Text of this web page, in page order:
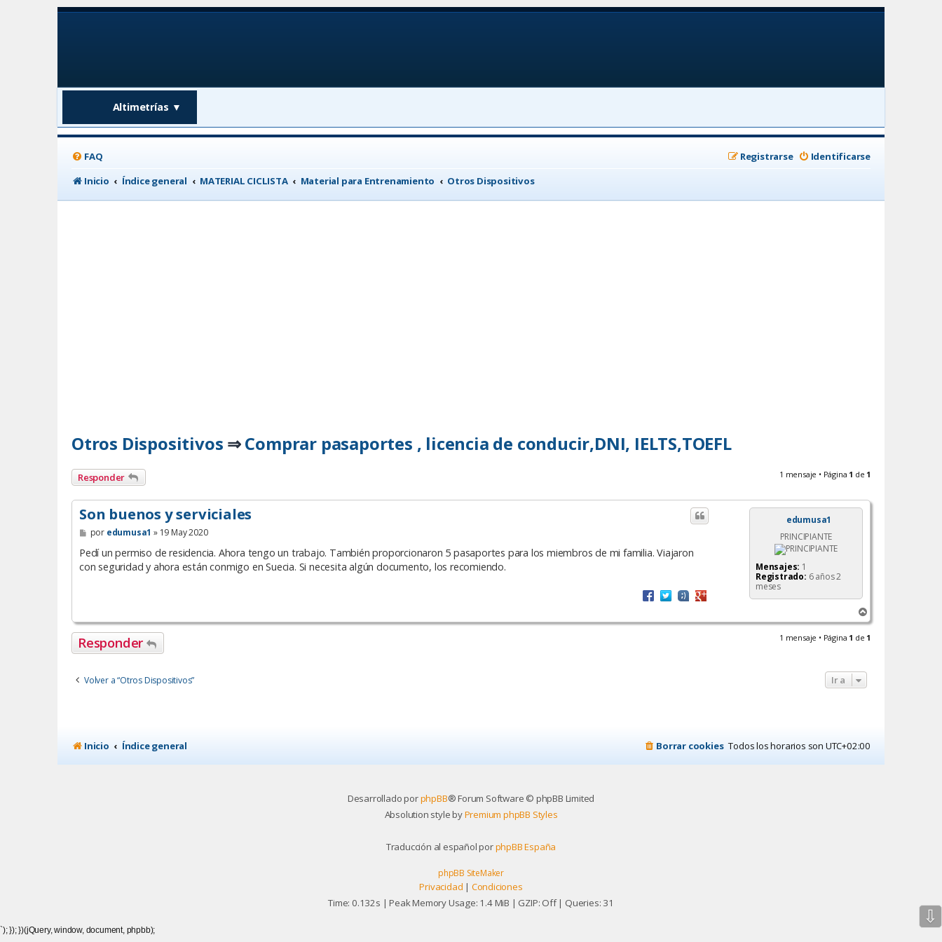
Altimetrías ▼
FAQ Identificarse
Registrarse
Inicio
Índice general MATERIAL CICLISTA Material para Entrenamiento Otros Dispositivos
Otros Dispositivos ⇒ Comprar pasaportes , licencia de conducir,DNI, IELTS,TOEFL
Responder 1 mensaje • Página 1 de 1
edumusa1
PRINCIPIANTE
Mensajes: 1
Registrado: 6 años 2
meses
Son buenos y serviciales
M
e
n
a
por edumusa1 » 19 May 2020
Pedí un permiso de residencia. Ahora tengo un trabajo. También proporcionaron 5 pasaportes para los miembros de mi familia. Viajaron
con seguridad y ahora están conmigo en Suecia. Si necesita algún documento, los recomiendo.
r
r
Responder 1 mensaje • Página 1 de 1
Volver a “Otros Dispositivos” Ir a
Inicio Índice general Todos los horarios son UTC+02:00
Borrar cookies
Desarrollado porphpBB® Forum Software © phpBB Limited
Absolution style byPremium phpBB Styles
Traducción al español porphpBB España
phpBB SiteMaker
Privacidad | Condiciones
Time: 0.132s | Peak Memory Usage: 1.4 MiB | GZIP: Off | Queries: 31
⇩
`); }); })(jQuery, window, document, phpbb);